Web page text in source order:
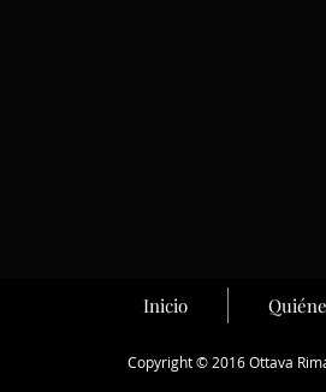
Inicio
Copyright © 2016 Ottava